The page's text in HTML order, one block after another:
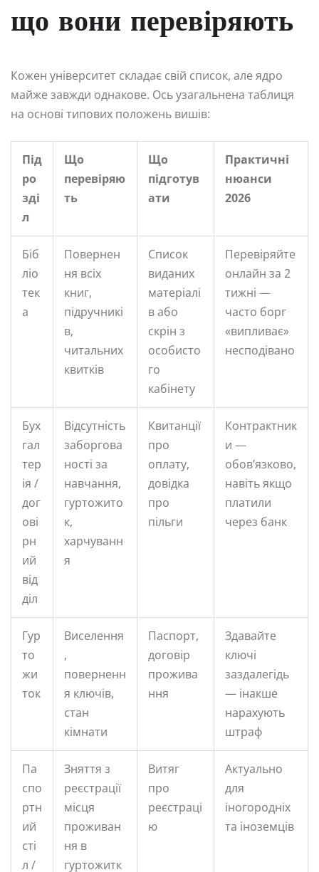
що вони перевіряють
Кожен університет складає свій список, але ядро
майже завжди однакове. Ось узагальнена таблиця
на основі типових положень вишів:
Під
ро
зді
л
Що
перевіряю
ть
Що
підготув
ати
Практичні
нюанси
2026
Біб
ліо
тек
а
Повернен
ня всіх
книг,
підручникі
в,
читальних
квитків
Список
виданих
матеріалі
в або
скрін з
особисто
го
кабінету
Перевіряйте
онлайн за 2
тижні —
часто борг
«випливає»
несподівано
Бух
гал
тер
ія /
дог
ові
рн
ий
від
діл
Відсутність
заборгова
ності за
навчання,
гуртожито
к,
харчуванн
я
Квитанції
про
оплату,
довідка
про
пільги
Контрактник
и —
обов’язково,
навіть якщо
платили
через банк
Гур
то
жи
ток
Виселення
,
поверненн
я ключів,
стан
кімнати
Паспорт,
договір
прожива
ння
Здавайте
ключі
заздалегідь
— інакше
нарахують
штраф
Па
спо
ртн
ий
сті
л /
Зняття з
реєстрації
місця
проживан
ня в
гуртожитк
Витяг
про
реєстраці
ю
Актуально
для
іногородніх
та іноземців